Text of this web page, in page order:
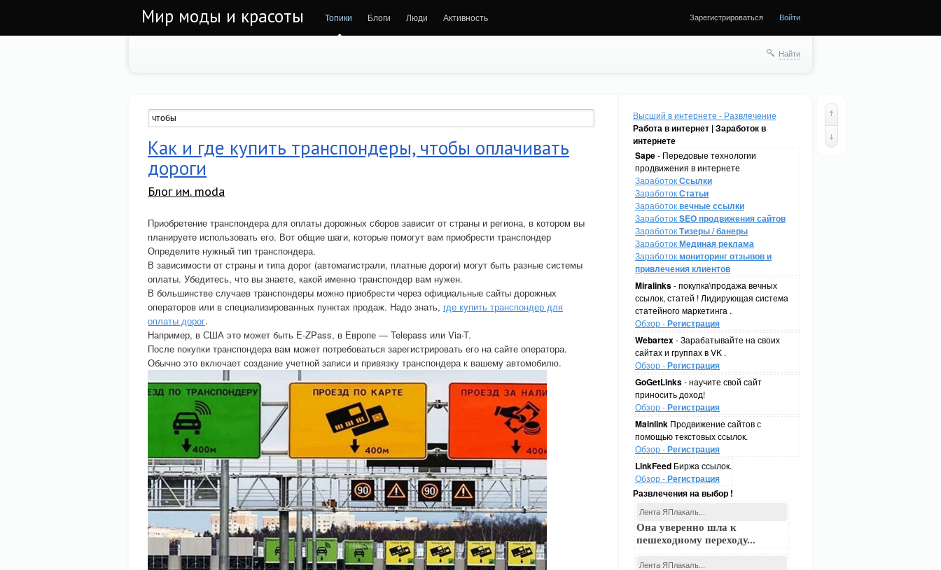
Мир моды и красоты Топики Блоги Люди Активность Зарегистрироваться Войти
Найти
Высший в интернете - Развлечение
Работа в интернет | Заработок в
интернете
Sape- Передовые технологии
продвижения в интернете
ЗаработокСсылки
ЗаработокСтатьи
Заработоквечные ссылки
ЗаработокSEO продвижения сайтов
ЗаработокТизеры / банеры
ЗаработокМединая реклама
Заработокмониторинг отзывов и
привлечения клиентов
Miralinks- покупка\продажа вечных
ссылок, статей ! Лидирующая система
статейного маркетинга .
Обзор -Регистрация
Webartex- Зарабатывайте на своих
сайтах и группах в VK .
Обзор -Регистрация
GoGetLinks- научите свой сайт
приносить доход!
Обзор -Регистрация
Mainlink Продвижение сайтов с
помощью текстовых ссылок.
Обзор -Регистрация
LinkFeed Биржа ссылок.
Обзор -Регистрация
Развлечения на выбор !
Лента ЯПлакалъ...
Она уверенно шла к
пешеходному переходу...
Лента ЯПлакалъ...
Как и где купить транспондеры, чтобы оплачивать
дороги
Блог им. moda
Приобретение транспондера для оплаты дорожных сборов зависит от страны и региона, в котором вы
планируете использовать его. Вот общие шаги, которые помогут вам приобрести транспондер
Определите нужный тип транспондера.
В зависимости от страны и типа дорог (автомагистрали, платные дороги) могут быть разные системы
оплаты. Убедитесь, что вы знаете, какой именно транспондер вам нужен.
В большинстве случаев транспондеры можно приобрести через официальные сайты дорожных
операторов или в специализированных пунктах продаж. Надо знать, где купить транспондер для
оплаты дорог.
Например, в США это может быть E-ZPass, в Европе — Telepass или Via-T.
После покупки транспондера вам может потребоваться зарегистрировать его на сайте оператора.
Обычно это включает создание учетной записи и привязку транспондера к вашему автомобилю.